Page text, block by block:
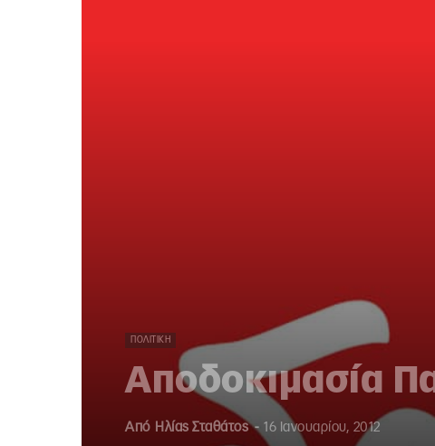
ΠΟΛΙΤΙΚΉ
Αποδοκιμασία
Από Ηλίας Σταθάτος - 16 Ιανουαρίου, 2012